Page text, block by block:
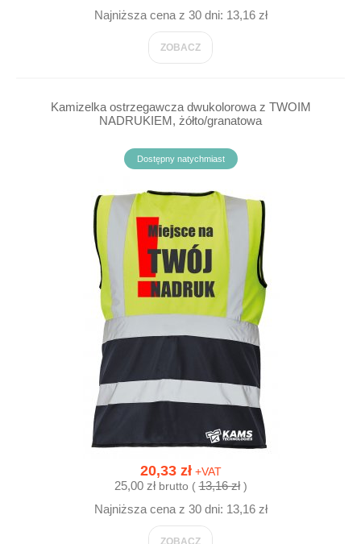
Najniższa cena z 30 dni: 13,16 zł
ZOBACZ
Kamizelka ostrzegawcza dwukolorowa z TWOIM
NADRUKIEM, żółto/granatowa
Dostępny natychmiast
20,33 zł+VAT
25,00 złbrutto (13,16 zł)
Najniższa cena z 30 dni: 13,16 zł
ZOBACZ